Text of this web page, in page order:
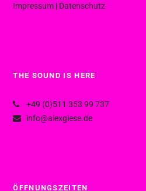
Impressum | Datenschutz
THE SOUND IS HERE
+49 (0)511 353 99 737
info@alexgiese.de
ÖFFNUNGSZEITEN